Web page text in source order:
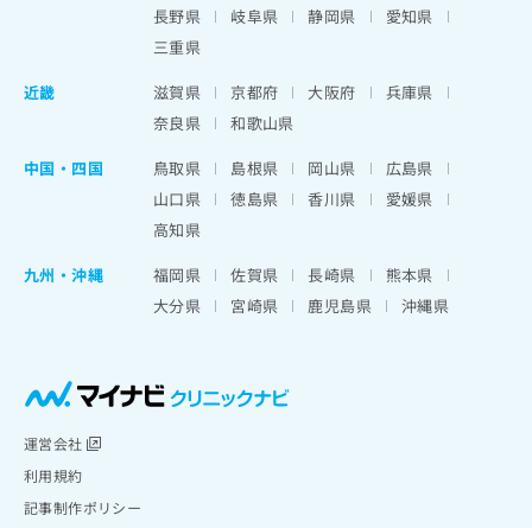
長野県
岐阜県 静岡県
愛知県
三重県
近畿
滋賀県 京都府 大阪府
兵庫県
奈良県
和歌山県
中国・四国
鳥取県 島根県 岡山県
広島県
山口県
徳島県 香川県
愛媛県
高知県
九州・沖縄
福岡県 佐賀県 長崎県
熊本県
大分県
宮崎県 鹿児島県 沖縄県
運営会社
利用規約
記事制作ポリシー